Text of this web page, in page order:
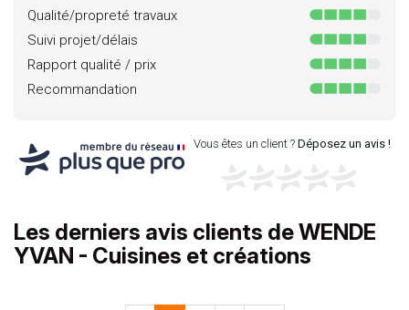
Qualité/propreté travaux
Suivi projet/délais
Rapport qualité / prix
Recommandation
Vous êtes un client ?Déposez un avis !
Les derniers avis clients de WENDE
YVAN - Cuisines et créations